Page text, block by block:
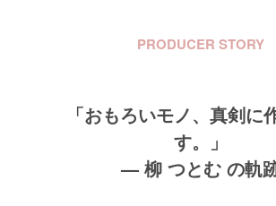
PRODUCER STORY
「おもろいモノ、真剣に
す。」
— 柳 つとむ の軌